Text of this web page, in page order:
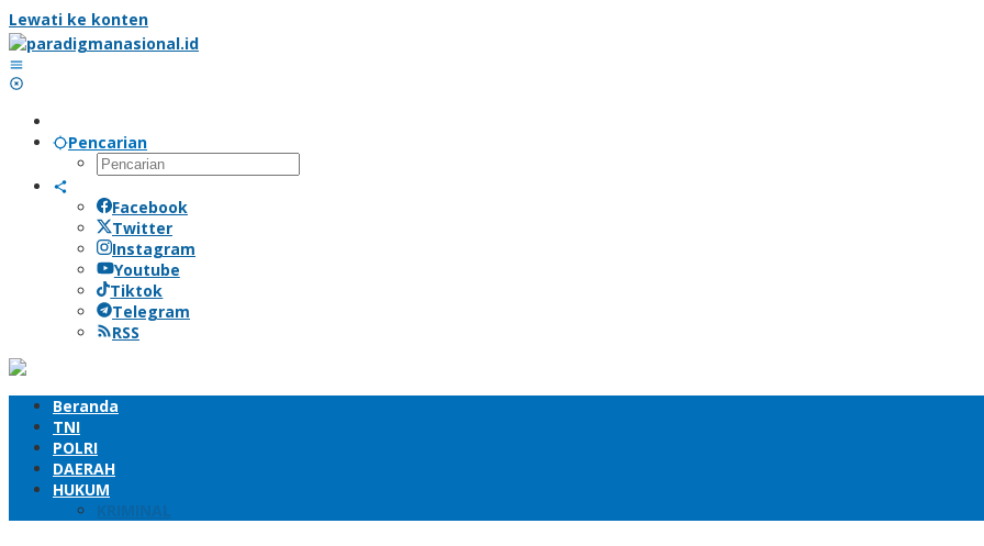
Lewati ke konten
Pencarian
Facebook
Twitter
Instagram
Youtube
Tiktok
Telegram
RSS
Beranda
TNI
POLRI
DAERAH
HUKUM
KRIMINAL